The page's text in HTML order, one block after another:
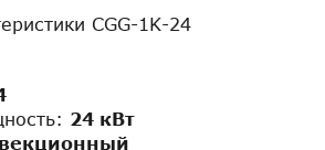
CGG-1K-24
24 кВт